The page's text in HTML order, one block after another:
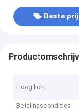
Beste
Hoog licht
Betalingscondities